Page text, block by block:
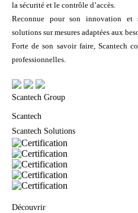
la sécurité et le contrôle d’accès.
Reconnue pour son innovation
solutions sur mesures adaptées aux
Forte de son savoir faire, Scantech
professionnelles.
Scantech Group
Scantech
Scantech Solutions
Découvrir